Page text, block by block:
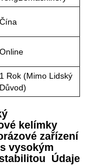
Čína
Online
1 Rok (mimo Lidský
Důvod)
kelímky
zařízení
vysokým
Údaje